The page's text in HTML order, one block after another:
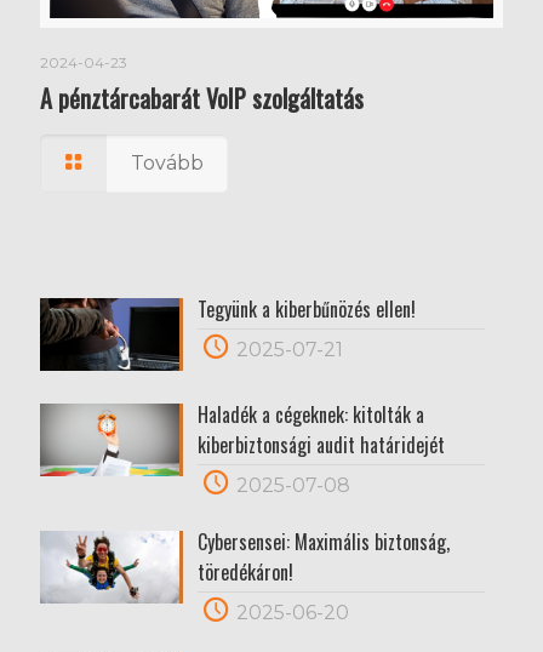
2024-04-23
A pénztárcabarát VoIP szolgáltatás
Tovább
Tegyünk a kiberbűnözés ellen!
2025-07-21
Haladék a cégeknek: kitolták a
kiberbiztonsági audit határidejét
2025-07-08
Cybersensei: Maximális biztonság,
töredékáron!
2025-06-20